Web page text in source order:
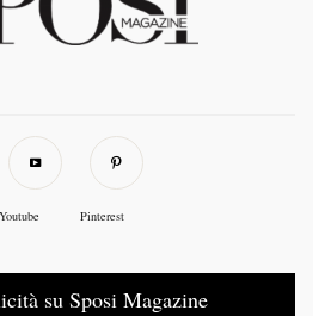
Youtube Pinterest
su Sposi Magazine